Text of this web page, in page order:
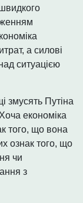
а силові
ситуацією
змусять Путіна
економіка
того, що вона
ознак того, що
чи
з